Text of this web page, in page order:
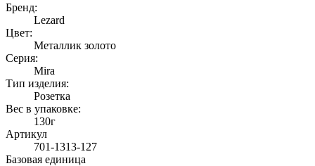
Бренд:
Lezard
Цвет:
Металлик золото
Серия:
Mira
Тип изделия:
Розетка
Вес в упаковке:
130г
Артикул
701-1313-127
Базовая единица